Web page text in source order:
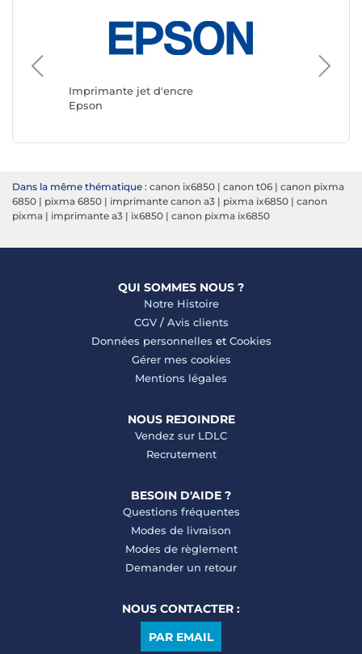
Imprimante jet d'encre
Epson
Dans la même thématique : canon ix6850 | canon t06 | canon pixma
6850 | pixma 6850 | imprimante canon a3 | pixma ix6850 | canon
pixma | imprimante a3 | ix6850 | canon pixma ix6850
QUI SOMMES NOUS ?
Notre Histoire
CGV/ Avis clients
Données personnelles et Cookies
Gérer mes cookies
Mentions légales
NOUS REJOINDRE
Vendez sur LDLC
Recrutement
BESOIN D'AIDE ?
Questions fréquentes
Modes de livraison
Modes de règlement
Demander un retour
NOUS CONTACTER :
PAR EMAIL